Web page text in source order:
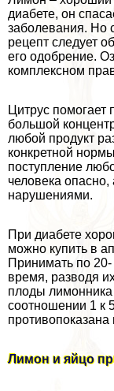
диабете, он
заболевания. Но
рецепт следует
его одобрение.
комплексном
Цитрус помогает
большой
любой продукт
конкретной
поступление
человека
нарушениями.
При диабете
можно купить в
Принимать по
время, разводя
плоды
соотношении 1 к
Лимон и яйцо